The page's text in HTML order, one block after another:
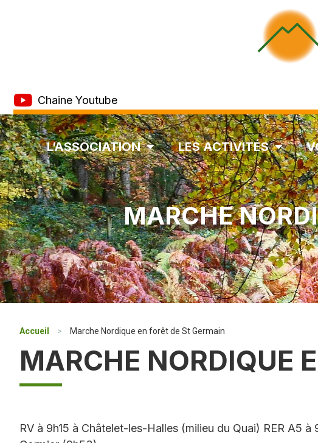
Chaine Youtube
L’ASSOCIATION LES ACTIVITÉS
MARCHE
Accueil > Marche Nordique en forêt de St Germain
MARCHE NORDIQUE
RV à 9h15 à Châtelet-les-Halles (milieu du Quai) RER A5